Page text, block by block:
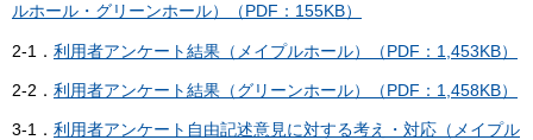
ルホール・グリーンホール）（PDF：155KB）
2-1． 利用者アンケート結果（メイプルホール）（PDF：1,453KB）
2-2． 利用者アンケート結果（グリーンホール）（PDF：1,458KB）
3-1． 利用者アンケート自由記述意見に対する考え・対応（メイプル